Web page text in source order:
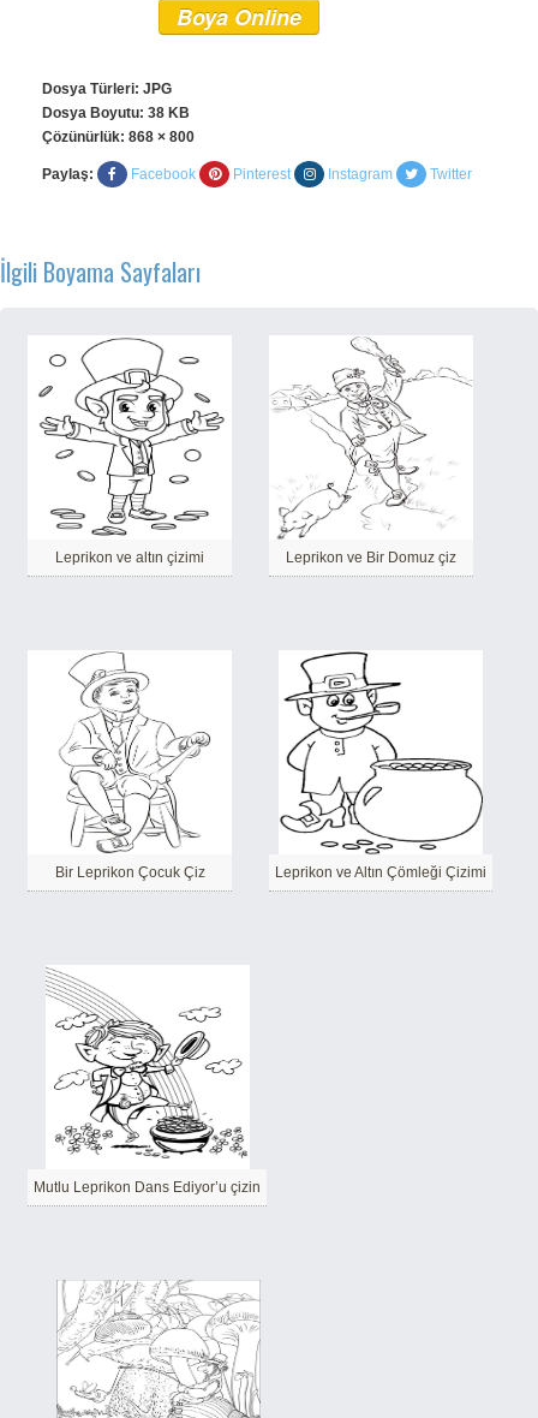
Boya Online
Dosya Türleri: JPG
Dosya Boyutu: 38 KB
Çözünürlük: 868 × 800
Paylaş: Facebook Pinterest Instagram Twitter
İlgili Boyama Sayfaları
Leprikon ve altın çizimi Leprikon ve Bir Domuz çiz
Bir Leprikon Çocuk Çiz Leprikon ve Altın Çömleği Çizimi
Mutlu Leprikon Dans Ediyor’u çizin